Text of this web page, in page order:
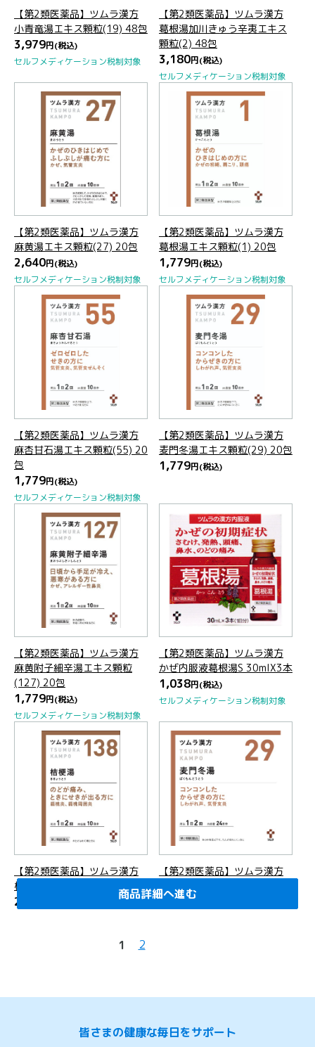
商品詳細へ進む
商品詳細へ進む
商品詳細へ進む
商品詳細へ進む
商品詳細へ進む
商品詳細へ進む
商品詳細へ進む
商品詳細へ進む
商品詳細へ進む
商品詳細へ進む
【第2類医薬品】ツムラ漢方
小青竜湯エキス顆粒(19) 48包
3,979円(税込)
セルフメディケーション税制対象
商品詳細へ進む
【第2類医薬品】ツムラ漢方
葛根湯加川きゅう辛夷エキス
顆粒(2) 48包
3,180円(税込)
セルフメディケーション税制対象
商品詳細へ進む
【第2類医薬品】ツムラ漢方
麻黄湯エキス顆粒(27) 20包
2,640円(税込)
セルフメディケーション税制対象
商品詳細へ進む
【第2類医薬品】ツムラ漢方
葛根湯エキス顆粒(1) 20包
1,779円(税込)
セルフメディケーション税制対象
商品詳細へ進む
【第2類医薬品】ツムラ漢方
麻杏甘石湯エキス顆粒(55) 20
包
1,779円(税込)
セルフメディケーション税制対象
商品詳細へ進む
【第2類医薬品】ツムラ漢方
麦門冬湯エキス顆粒(29) 20包
1,779円(税込)
商品詳細へ進む
【第2類医薬品】ツムラ漢方
麻黄附子細辛湯エキス顆粒
(127) 20包
1,779円(税込)
セルフメディケーション税制対象
商品詳細へ進む
【第2類医薬品】ツムラ漢方
かぜ内服液葛根湯S 30mlX3本
1,038円(税込)
セルフメディケーション税制対象
商品詳細へ進む
【第2類医薬品】ツムラ漢方
桔梗湯エキス顆粒(138) 20包
2,640 商品詳細へ進む
【第2類医薬品】ツムラ漢方
麦門冬湯エキス顆粒(29) 48包
3,979円
商品詳細へ進む
1 2
皆さまの健康な毎日をサポート